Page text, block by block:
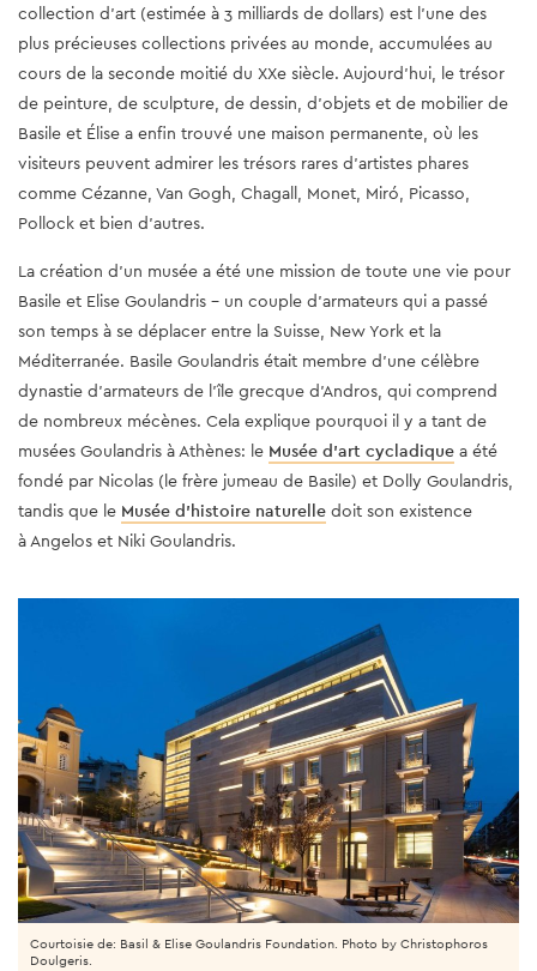
collection d’art (estimée à 3 milliards de dollars) est l’une des
plus précieuses collections privées au monde, accumulées au
cours de la seconde moitié du XXe siècle. Aujourd'hui, le trésor
de peinture, de sculpture, de dessin, d'objets et de mobilier de
Basile et Élise a enfin trouvé une maison permanente, où les
visiteurs peuvent admirer les trésors rares d'artistes phares
comme Cézanne, Van Gogh, Chagall, Monet, Miró, Picasso,
Pollock et bien d'autres.
La création d'un musée a été une mission de toute une vie pour
Basile et Elise Goulandris - un couple d'armateurs qui a passé
son temps à se déplacer entre la Suisse, New York et la
Méditerranée. Basile Goulandris était membre d'une célèbre
dynastie d'armateurs de l'île grecque d'Andros, qui comprend
de nombreux mécènes. Cela explique pourquoi il y a tant de
musées Goulandris à Athènes: le Musée d’art cycladique a été
fondé par Nicolas (le frère jumeau de Basile) et Dolly Goulandris,
tandis que le Musée d’histoire naturelle doit son existence
à Angelos et Niki Goulandris.
Courtoisie de: Basil & Elise Goulandris Foundation. Photo by Christophoros
Doulgeris.